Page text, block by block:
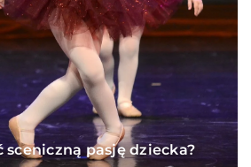
sceniczną pasję dziecka?